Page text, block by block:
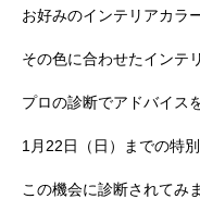
お好みのインテリアカラ
その色に合わせたインテ
プロの診断でアドバイス
1月22日（日）までの特
この機会に診断されてみ